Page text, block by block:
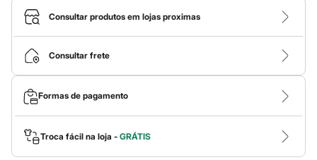
Calças
Casacos e Jaquetas
Jeans
Macacões
Saias
Shorts e Bermudas
Vestidos
Acessórios
Bolsas
Bonés e Chapéus
Bijoux
Cintos
Consultar produtos em lojas proximas
Consultar frete
Formas de pagamento
Troca fácil na loja - GRÁTIS